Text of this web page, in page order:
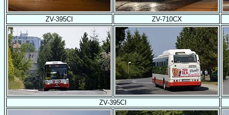
ZV-395CI ZV-710CX
ZV-395CI